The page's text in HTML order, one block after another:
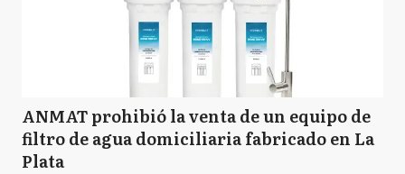
ANMAT prohibió la venta de un equipo de
filtro de agua domiciliaria fabricado en La
Plata